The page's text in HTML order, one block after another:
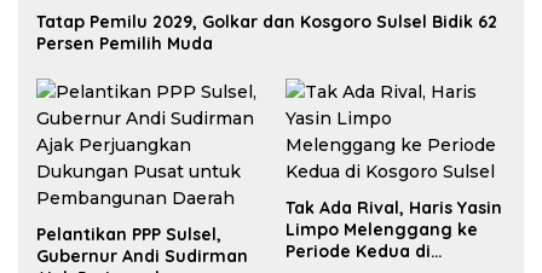
Tatap Pemilu 2029, Golkar dan Kosgoro Sulsel Bidik 62
Persen Pemilih Muda
Pelantikan PPP Sulsel,
Gubernur Andi Sudirman
Tak Ada Rival, Haris Yasin
Limpo Melenggang ke
Periode Kedua di